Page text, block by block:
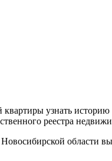
узнать
реестра
Новосибирской